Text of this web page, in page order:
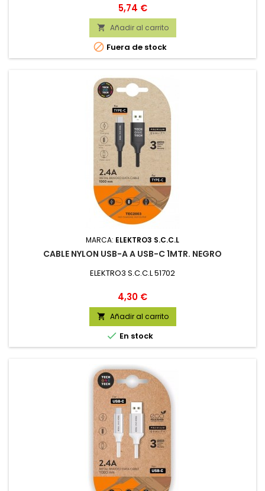
Precio
5,74 €
 Añadir al carrito
 Fuera de stock
MARCA: ELEKTRO3 S.C.C.L
CABLE NYLON USB-A A USB-C 1MTR. NEGRO
ELEKTRO3 S.C.C.L 51702
Precio
4,30 €
 Añadir al carrito
 En stock